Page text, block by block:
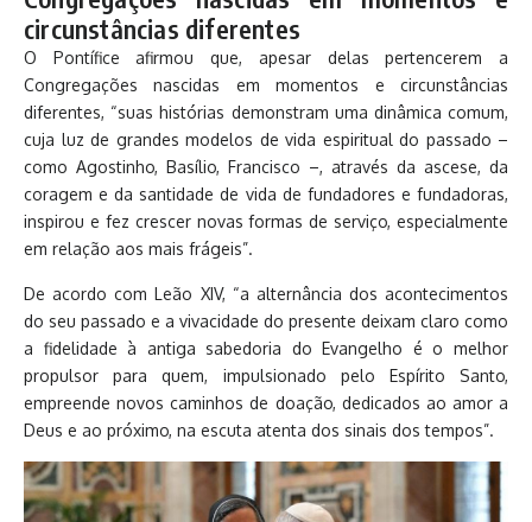
circunstâncias diferentes
O Pontífice afirmou que, apesar delas pertencerem a
Congregações nascidas em momentos e circunstâncias
diferentes, “suas histórias demonstram uma dinâmica comum,
cuja luz de grandes modelos de vida espiritual do passado –
como Agostinho, Basílio, Francisco –, através da ascese, da
coragem e da santidade de vida de fundadores e fundadoras,
inspirou e fez crescer novas formas de serviço, especialmente
em relação aos mais frágeis”.
De acordo com Leão XIV, “a alternância dos acontecimentos
do seu passado e a vivacidade do presente deixam claro como
a fidelidade à antiga sabedoria do Evangelho é o melhor
propulsor para quem, impulsionado pelo Espírito Santo,
empreende novos caminhos de doação, dedicados ao amor a
Deus e ao próximo, na escuta atenta dos sinais dos tempos”.